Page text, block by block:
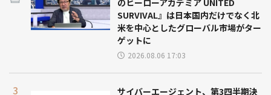
SURVIVAL』は日本国内だけでなく北
米を中心としたグローバル市場がター
ゲットに
2026.08.06 17:03
サイバーエージェント、第3四半期決